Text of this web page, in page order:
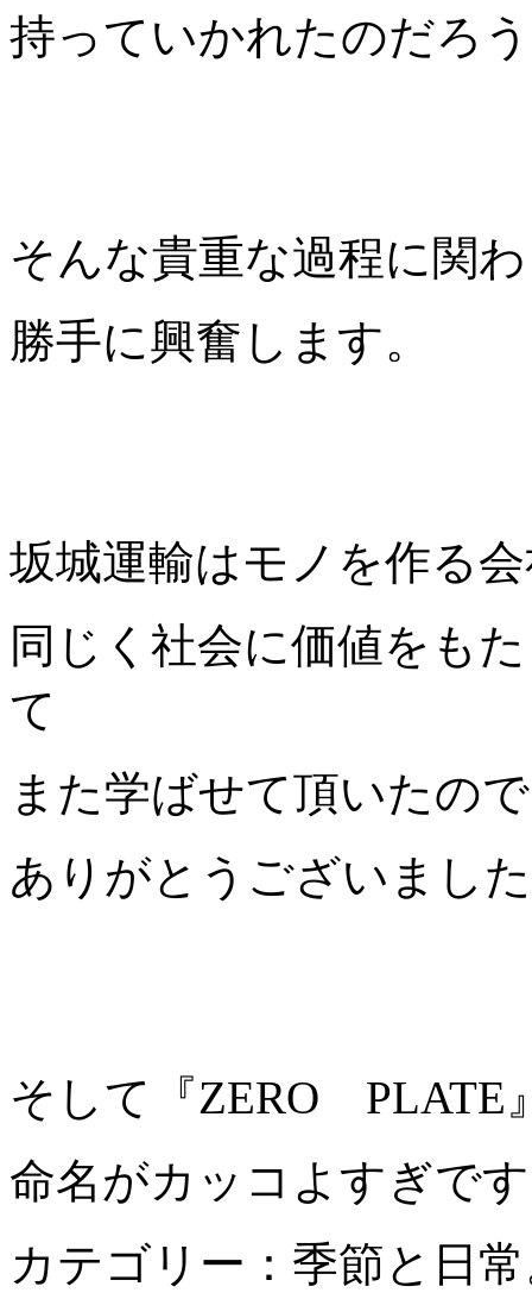
持っていかれたのだろ
そんな貴重な過程に関
勝手に興奮します。
坂城運輸はモノを作る
同じく社会に価値をも
て
また学ばせて頂いたの
ありがとうございまし
そして『ZERO PLATE
命名がカッコよすぎで
カテゴリー：季節と日